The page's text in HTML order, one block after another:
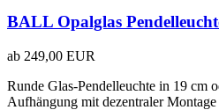
BALL Opalglas
ab 249,00 EUR
Runde Glas-Pendelleuchte in 19 cm
Aufhängung mit dezentraler